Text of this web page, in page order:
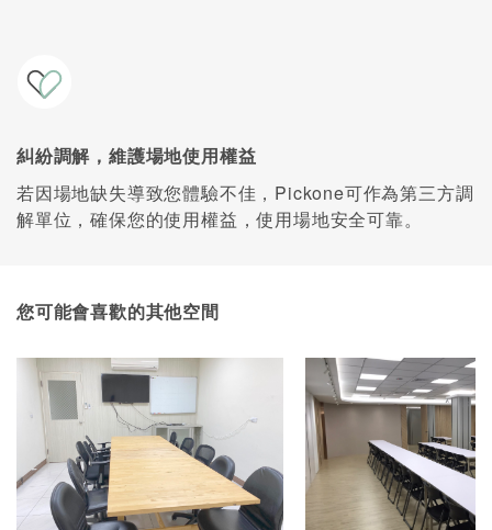
糾紛調解，維護場地使用權益
若因場地缺失導致您體驗不佳，Pickone可作為第三方調
解單位，確保您的使用權益，使用場地安全可靠。
您可能會喜歡的其他空間